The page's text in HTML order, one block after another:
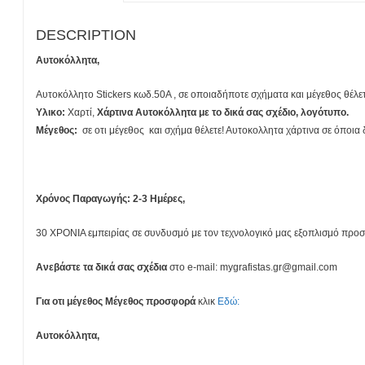
DESCRIPTION
Αυτοκόλλητα,
Αυτοκόλλητο Stickers κωδ.50Α , σε οποιαδήποτε σχήματα και μέγεθος
Υλικο: Χαρτί,Χάρτινα Αυτοκόλλητα με το δικά σας σχέδιο, λογότυπο.
Mέγεθος: σε οτι μέγεθος και σχήμα θέλετε! Αυτοκολλητα χάρτινα σε
Χρόνος Παραγωγής: 2-3 Ημέρες,
30 ΧΡΟΝΙΑ εμπειρίας σε συνδυσμό με τον τεχνολογικό μας εξοπλισμό
Ανεβάστε τα δικά σας σχέδια στο e-mail: mygrafistas.gr@gmail.com
Για οτι μέγεθος Μέγεθος προσφορά κλικ Εδώ:
Αυτοκόλλητα,